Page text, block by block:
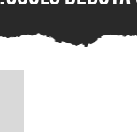
reseñas
Steam,